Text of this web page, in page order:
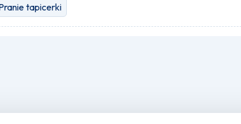
tapicerki